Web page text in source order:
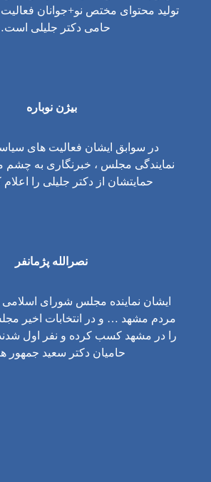
تولید محتوای مختص نو+جوانان فعالیت
حامی دکتر جلیلی
بیژن نوباره
در سوابق ایشان فعالیت های
نمایندگی مجلس ، خبرنگاری به چشم
حمایتشان از دکتر جلیلی را
نصرالله پژمانفر
ایشان نماینده مجلس شورای
مردم مشهد … و در انتخابات اخیر
را در مشهد کسب کرده و نفر اول
حامیان دکتر سعید جمهور